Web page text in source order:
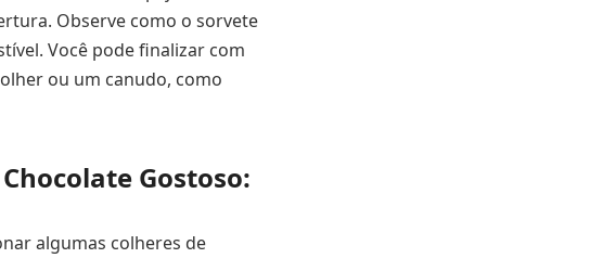
Observe como o sorvete
Você pode finalizar com
ou um canudo, como
Gostoso:
algumas colheres de